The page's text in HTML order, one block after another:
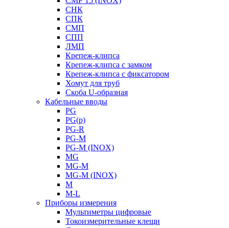
СНК
СПК
СМП
СПП
ЛМП
Крепеж-клипса
Крепеж-клипса с замком
Крепеж-клипса с фиксатором
Хомут для труб
Скоба U-образная
Кабельные вводы
PG
PG(p)
PG-R
PG-M
PG-M (INOX)
MG
MG-M
MG-M (INOX)
M
M-L
Приборы измерения
Мультиметры цифровые
Токоизмерительные клещи